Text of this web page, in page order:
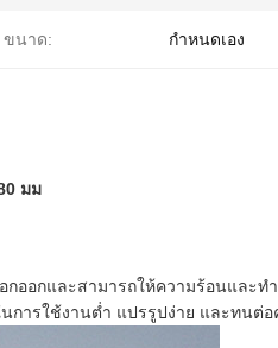
ขนาด: กำหนดเอง
มม
อกและสามารถให้ความร้อนและท
การใช้งานต่ำ แปรรูปง่าย และทนต่อ